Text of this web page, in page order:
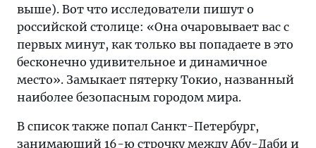
выше). Вот что исследователи пишут о
российской столице: «Она очаровывает вас с
первых минут, как только вы попадаете в это
бесконечно удивительное и динамичное
место». Замыкает пятерку Токио, названный
наиболее безопасным городом мира.
В список также попал Санкт-Петербург,
занимающий 16-ю строчку между Абу-Даби и